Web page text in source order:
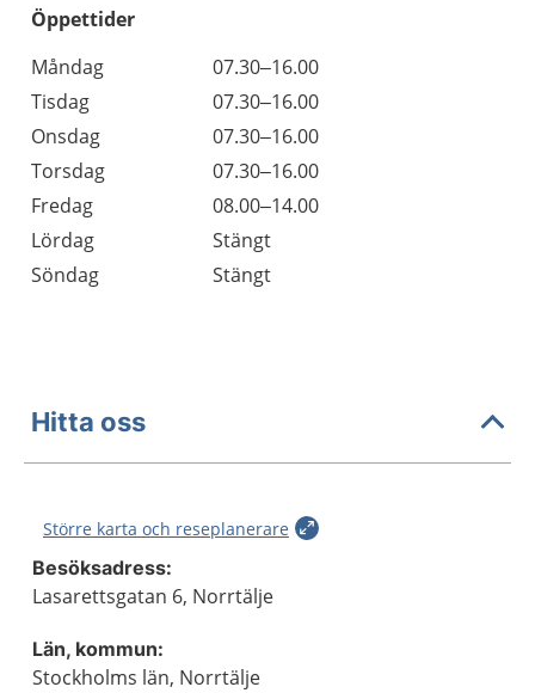
Öppettider
Dag
Öppettider
Kommentarer
Måndag
07.30–16.00
Tisdag
07.30–16.00
Onsdag
07.30–16.00
Torsdag
07.30–16.00
Fredag
08.00–14.00
Lördag
Stängt
Söndag
Stängt
Hitta oss
Större karta och reseplanerare
Besöksadress:
Lasarettsgatan 6, Norrtälje
Län, kommun:
Stockholms län, Norrtälje